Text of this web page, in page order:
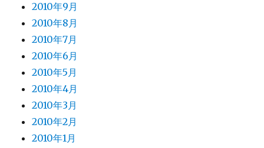
2010年9月
2010年8月
2010年7月
2010年6月
2010年5月
2010年4月
2010年3月
2010年2月
2010年1月